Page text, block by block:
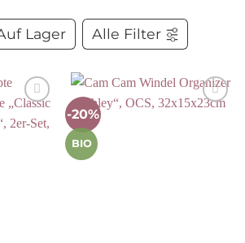
Lager Alle Filter
-20%
BIO